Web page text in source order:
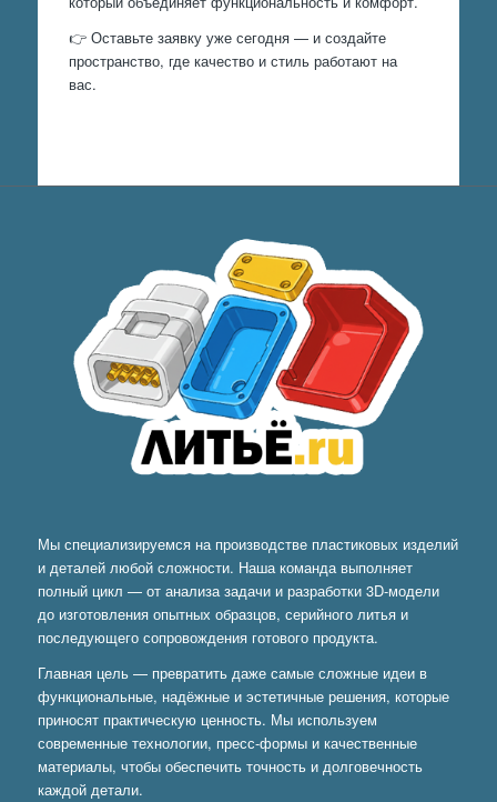
👉 Оставьте заявку уже сегодня — и создайте
пространство, где качество и стиль работают на
вас.
Мы специализируемся на производстве пластиковых изделий
и деталей любой сложности. Наша команда выполняет
полный цикл — от анализа задачи и разработки 3D-модели
до изготовления опытных образцов, серийного литья и
последующего сопровождения готового продукта.
Главная цель — превратить даже самые сложные идеи в
функциональные, надёжные и эстетичные решения, которые
приносят практическую ценность. Мы используем
современные технологии, пресс-формы и качественные
материалы, чтобы обеспечить точность и долговечность
каждой детали.